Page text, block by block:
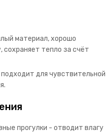
материал, хорошо
сохраняет тепло за счёт
для чувствительной
прогулки - отводит влагу